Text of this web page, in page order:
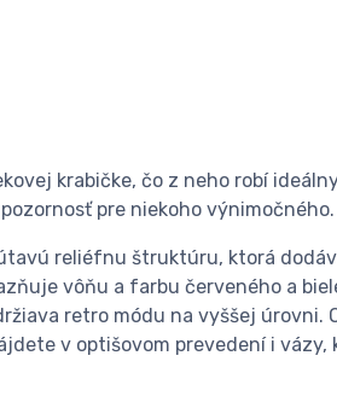
krabičke, čo z neho robí
pre niekoho výnimočného.
reliéfnu štruktúru, ktorá
vôňu a farbu červeného a
retro módu na vyššej úrovni.
v optišovom prevedení i vázy,